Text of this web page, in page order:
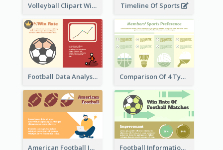
Volleyball Clipart With Details Timeline Of Sports
Football Data Analysis Comparison Of 4 Types of Sports
American Football Information Football Information